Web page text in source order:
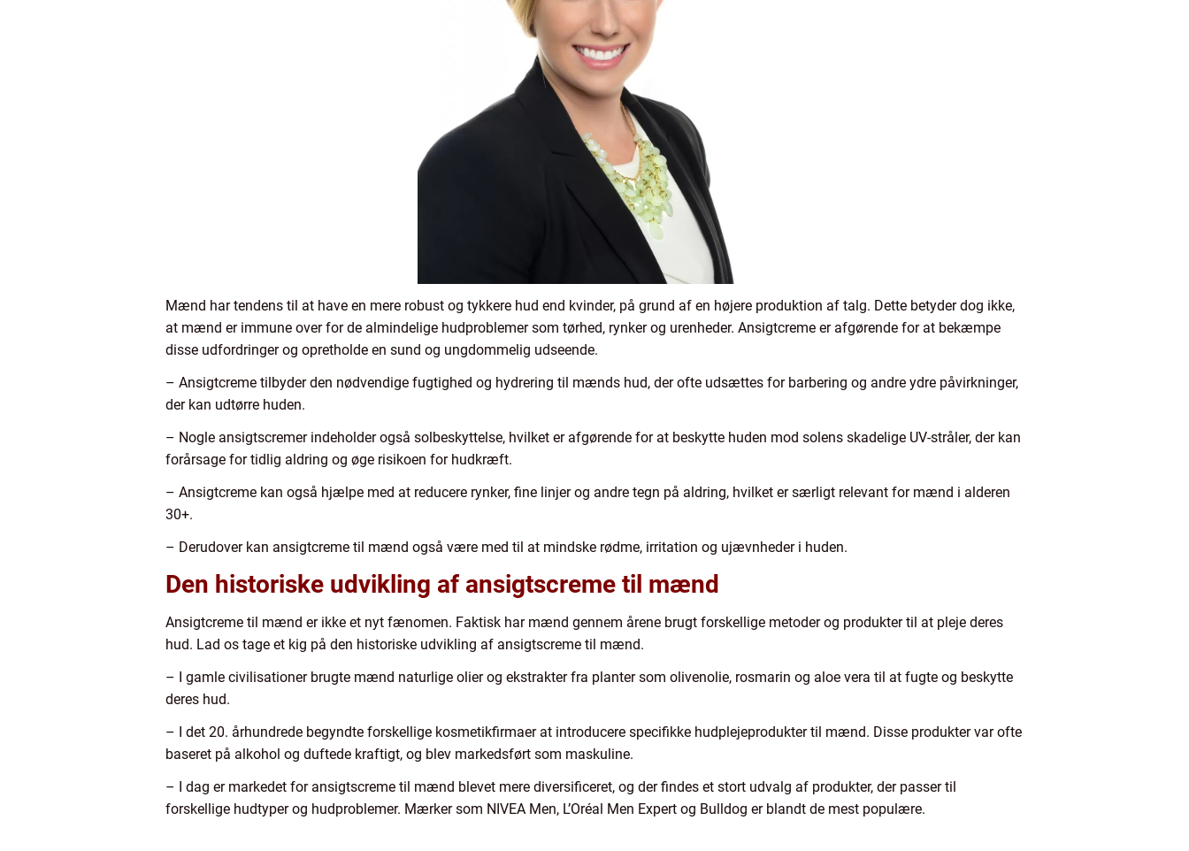
Mænd har tendens til at have en mere robust og tykkere hud end kvinder, på grund af en højere produktion af talg. Dette betyder dog ikke,
at mænd er immune over for de almindelige hudproblemer som tørhed, rynker og urenheder. Ansigtcreme er afgørende for at bekæmpe
disse udfordringer og opretholde en sund og ungdommelig udseende.
– Ansigtcreme tilbyder den nødvendige fugtighed og hydrering til mænds hud, der ofte udsættes for barbering og andre ydre påvirkninger,
der kan udtørre huden.
– Nogle ansigtscremer indeholder også solbeskyttelse, hvilket er afgørende for at beskytte huden mod solens skadelige UV-stråler, der kan
forårsage for tidlig aldring og øge risikoen for hudkræft.
– Ansigtcreme kan også hjælpe med at reducere rynker, fine linjer og andre tegn på aldring, hvilket er særligt relevant for mænd i alderen
30+.
– Derudover kan ansigtcreme til mænd også være med til at mindske rødme, irritation og ujævnheder i huden.
Den historiske udvikling af ansigtscreme til mænd
Ansigtcreme til mænd er ikke et nyt fænomen. Faktisk har mænd gennem årene brugt forskellige metoder og produkter til at pleje deres
hud. Lad os tage et kig på den historiske udvikling af ansigtscreme til mænd.
– I gamle civilisationer brugte mænd naturlige olier og ekstrakter fra planter som olivenolie, rosmarin og aloe vera til at fugte og beskytte
deres hud.
– I det 20. århundrede begyndte forskellige kosmetikfirmaer at introducere specifikke hudplejeprodukter til mænd. Disse produkter var ofte
baseret på alkohol og duftede kraftigt, og blev markedsført som maskuline.
– I dag er markedet for ansigtscreme til mænd blevet mere diversificeret, og der findes et stort udvalg af produkter, der passer til
forskellige hudtyper og hudproblemer. Mærker som NIVEA Men, L’Oréal Men Expert og Bulldog er blandt de mest populære.